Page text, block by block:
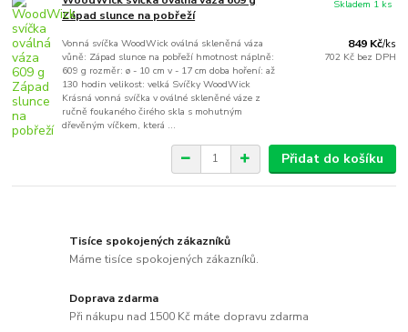
Západ slunce na pobřeží
Vonná svíčka WoodWick oválná skleněná váza
vůně: Západ slunce na pobřeží hmotnost náplně:
609 g rozměr: ø - 10 cm v - 17 cm doba hoření: až
130 hodin velikost: velká Svíčky WoodWick
Krásná vonná svíčka v oválné skleněné váze z
ručně foukaného čirého skla s mohutným
dřevěným víčkem, která ...
849 Kč/ks
702 Kč bez DPH
Skladem 1 ks
Přidat do košíku
Tisíce spokojených zákazníků
Máme tisíce spokojených zákazníků.
Doprava zdarma
Při nákupu nad 1500 Kč máte dopravu zdarma